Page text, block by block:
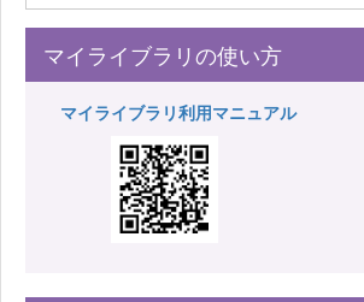
マイライブラリの使い方
マイライブラリ利用マニュアル